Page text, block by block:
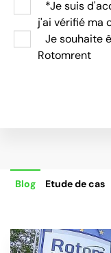
*Je suis
j'ai vérifié ma
Je souhaite
Rotomrent
Blog Etude de cas